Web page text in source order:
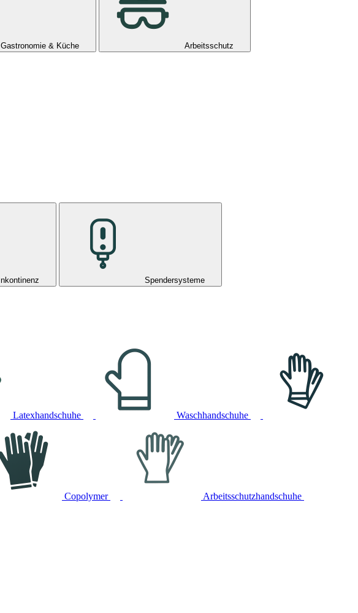
Gastronomie & Küche Arbeitsschutz
Inkontinenz
Spendersysteme
Latexhandschuhe Waschhandschuhe
Copolymer Arbeitsschutzhandschuhe